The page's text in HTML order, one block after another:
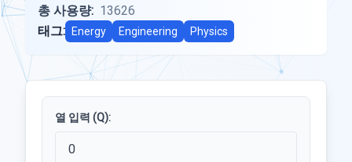
총 사용량: 13626
태그:
Energy Engineering Physics
열 입력 (Q):